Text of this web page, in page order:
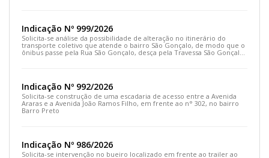
Indicação Nº 999/2026
Solicita-se análise da possibilidade de alteração no itinerário do
transporte coletivo que atende o bairro São Gonçalo, de modo que o
ônibus passe pela Rua São Gonçalo, desça pela Travessa São Gonçalo
Indicação Nº 992/2026
Solicita-se construção de uma escadaria de acesso entre a Avenida
Araras e a Avenida João Ramos Filho, em frente ao n° 302, no bairro
Barro Preto
Indicação Nº 986/2026
Solicita-se intervenção no bueiro localizado em frente ao trailer ao